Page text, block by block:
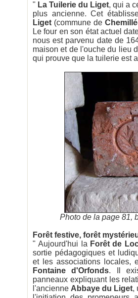
" La Tuilerie du Liget, qui a
plus ancienne. Cet
Liget (commune de
Le four en son état actuel
nous est parvenu date de
maison et de l'ouche du lieu
qui prouve que la tuilerie est
Photo de la page 81,
Forêt festive, forêt
" Aujourd'hui la Forêt de
sortie pédagogiques et
et les associations locales,
Fontaine d'Orfonds. Il
panneaux expliquant les
l'ancienne Abbaye du Liget,